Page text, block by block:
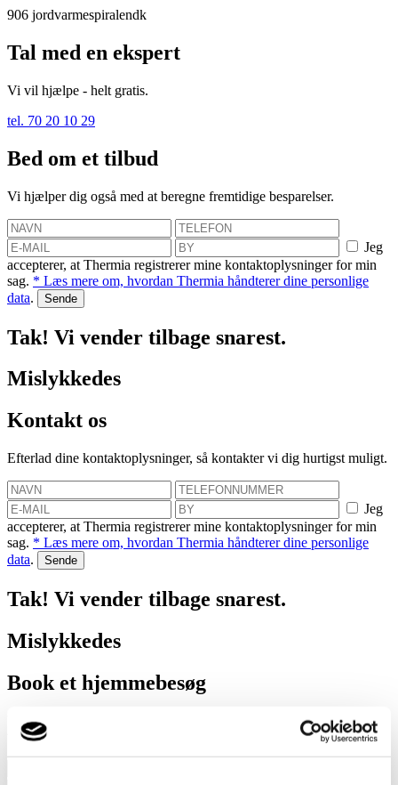
906 jordvarmespiralendk
Tal med en ekspert
Vi vil hjælpe - helt gratis.
tel. 70 20 10 29
Bed om et tilbud
Vi hjælper dig også med at beregne fremtidige besparelser.
Jeg
accepterer, at Thermia registrerer mine kontaktoplysninger for min
sag. * Læs mere om, hvordan Thermia håndterer dine personlige
data.
Tak! Vi vender tilbage snarest.
Mislykkedes
Kontakt os
Efterlad dine kontaktoplysninger, så kontakter vi dig hurtigst muligt.
Jeg
accepterer, at Thermia registrerer mine kontaktoplysninger for min
sag. * Læs mere om, hvordan Thermia håndterer dine personlige
data.
Tak! Vi vender tilbage snarest.
Mislykkedes
Book et hjemmebesøg
Vi hjælper dig med at finde ud af, hvor meget du kan spare med en
varmepumpe!